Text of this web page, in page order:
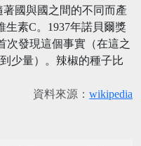
國與國之間的不同而產
生素C。1937年諾貝爾獎
次發現這個事實（在這之
少量）。辣椒的種子比
資料來源： wikipedia